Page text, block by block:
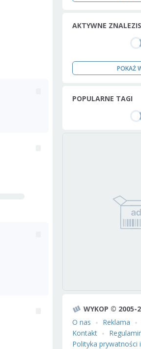
AKTYWNE
POKAŻ
POPULARNE TAGI
WYKOP © 2005-
O nas
Reklama
Kontakt
Polityka prywatności